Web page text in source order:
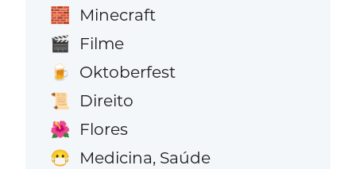
🧱 Minecraft
🎬 Filme
🍺 Oktoberfest
📜 Direito
🌺 Flores
😷 Medicina, Saúde